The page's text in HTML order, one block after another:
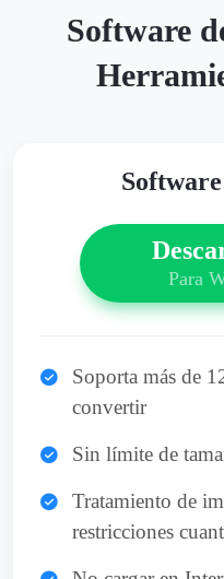
Software
Para
Soporta más de
convertir
Sin límite de
Tratamiento de
restricciones